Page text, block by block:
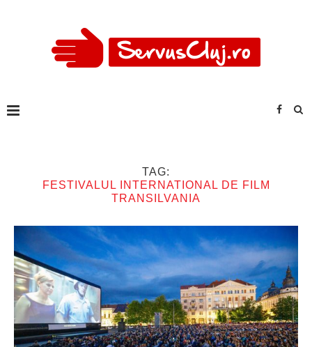
TAG:
FESTIVALUL INTERNATIONAL DE FILM
TRANSILVANIA